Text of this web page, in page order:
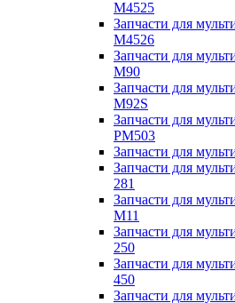
M4525
Запчасти для
M4526
Запчасти для
M90
Запчасти для
M92S
Запчасти для
PM503
Запчасти для
Запчасти для
281
Запчасти для
M11
Запчасти для
250
Запчасти для
450
Запчасти для